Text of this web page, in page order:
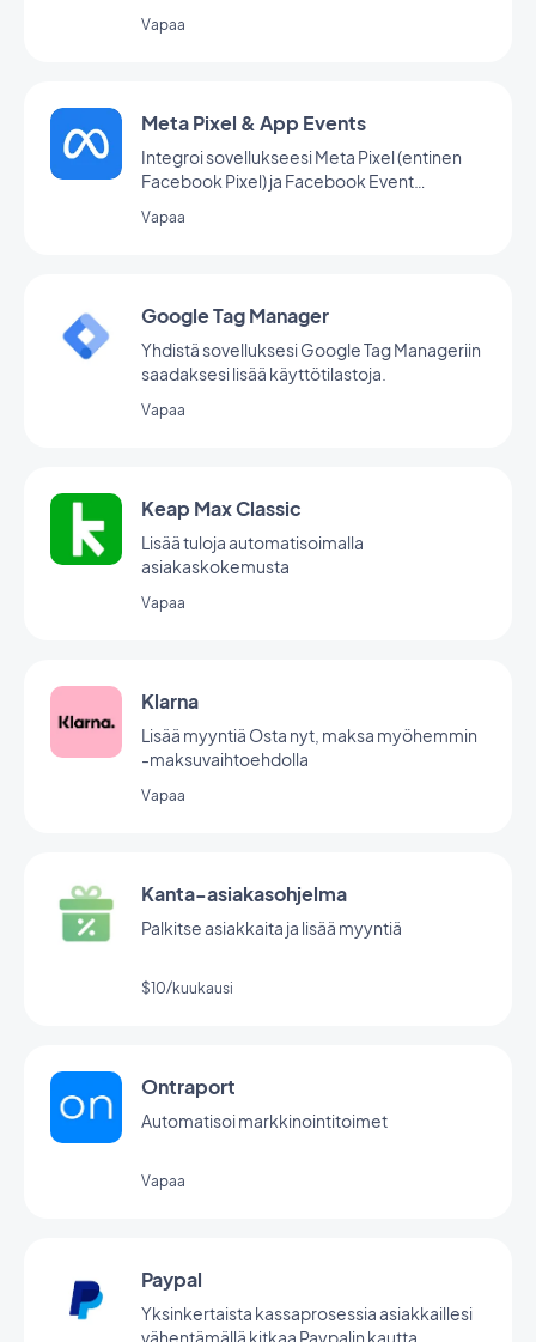
Vapaa
Meta Pixel & App Events
Integroi sovellukseesi Meta Pixel (entinen
Facebook Pixel) ja Facebook Event
käyttäjien käyttäytymistä ja optimoida
Vapaa
Google Tag Manager
Yhdistä sovelluksesi Google Tag Manageriin
saadaksesi lisää käyttötilastoja.
Vapaa
Keap Max Classic
Lisää tuloja automatisoimalla
asiakaskokemusta
Vapaa
Klarna
Lisää myyntiä Osta nyt, maksa myöhemmin
-maksuvaihtoehdolla
Vapaa
Kanta-asiakasohjelma
Palkitse asiakkaita ja lisää myyntiä
$10/kuukausi
Ontraport
Automatisoi markkinointitoimet
Vapaa
Paypal
Yksinkertaista kassaprosessia asiakkaillesi
vähentämällä kitkaa Paypalin kautta